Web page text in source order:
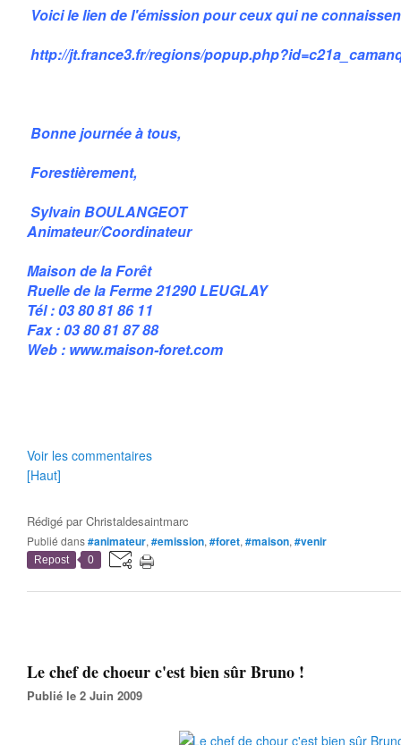
Voici le lien de l'émission pour ceux qui ne
http://jt.france3.fr/regions/
Bonne journée à tous,
Forestièrement,
Sylvain BOULANGEOT
Animateur/Coordinateur
Maison de la Forêt
Ruelle de la Ferme 21290 LEUGLAY
Tél : 03 80 81 86 11
Fax : 03 80 81 87 88
Web : www.maison-foret.com
Voir les commentaires
[Haut]
Rédigé parChristaldesaintmarc
Publié dans#animateur, #emission, #foret, #maison, #venir
Repost 0
Le chef de choeur c'est bien sûr Bruno !
Publié le 2 Juin 2009